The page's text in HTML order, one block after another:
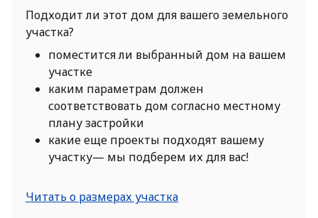
Подходит ли этот дом для вашего земельного
участка?
поместится ли выбранный дом на вашем
участке
каким параметрам должен
соответствовать дом согласно местному
плану застройки
какие еще проекты подходят вашему
участку— мы подберем их для вас!
Читать о размерах участка